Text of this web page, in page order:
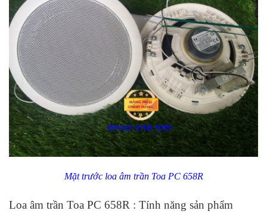
Mặt trước loa âm trần Toa PC 658R
Loa âm trần Toa PC 658R : Tính năng sản phẩm